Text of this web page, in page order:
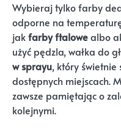
Wybieraj tylko farby
odporne na
jakfarby ftalowealbo
użyć pędzla, wałka do
w sprayu, który
dostępnych miejscach.
zawsze pamiętając o
kolejnymi.